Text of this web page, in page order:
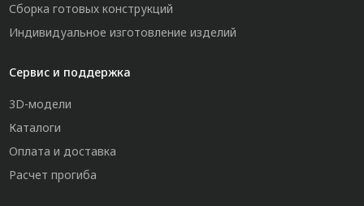
Сборка готовых конструкций
Индивидуальное изготовление изделий
Сервис и поддержка
3D-модели
Каталоги
Оплата и доставка
Расчет прогиба